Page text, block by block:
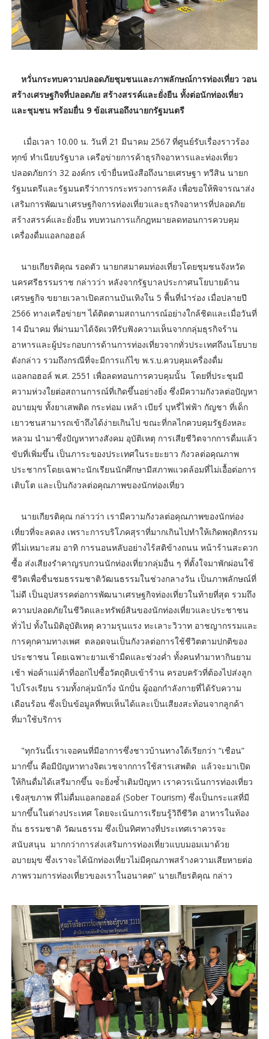
หวั่นกระทบความปลอดภัยชุมชนและภาพลักษณ์การท่องเที่ยว วอน
สร้างเศรษฐกิจที่ปลอดภัย สร้างสรรค์และยั่งยืน ทั้งต่อนักท่องเที่ยว
และชุมชน พร้อมยื่น 9 ข้อเสนอถึงนายกรัฐมนตรี
เมื่อเวลา 10.00 น. วันที่ 21 มีนาคม 2567 ที่ศูนย์รับเรื่องราวร้อง
ทุกข์ ทำเนียบรัฐบาล เครือข่ายการค้าธุรกิจอาหารและท่องเที่ยว
ปลอดภัยกว่า 32 องค์กร เข้ายื่นหนังสือถึงนายเศรษฐา ทวีสิน นายก
รัฐมนตรีและรัฐมนตรีว่าการกระทรวงการคลัง เพื่อขอให้พิจารณาส่ง
เสริมการพัฒนาเศรษฐกิจการท่องเที่ยวและธุรกิจอาหารที่ปลอดภัย
สร้างสรรค์และยั่งยืน ทบทวนการแก้กฎหมายลดทอนการควบคุม
เครื่องดื่มแอลกอฮอล์
นายเกียรติคุณ รอดตัว นายกสมาคมท่องเที่ยวโดยชุมชนจังหวัด
นครศรีธรรมราช กล่าวว่า หลังจากรัฐบาลประกาศนโยบายด้าน
เศรษฐกิจ ขยายเวลาเปิดสถานบันเทิงใน 5 พื้นที่นำร่อง เมื่อปลายปี
2566 ทางเครือข่ายฯ ได้ติดตามสถานการณ์อย่างใกล้ชิดและเมื่อวันที่
14 มีนาคม ที่ผ่านมาได้จัดเวทีรับฟังความเห็นจากกลุ่มธุรกิจร้าน
อาหารและผู้ประกอบการด้านการท่องเที่ยวจากทั่วประเทศถึงนโยบาย
ดังกล่าว รวมถึงกรณีที่จะมีการแก้ไข พ.ร.บ.ควบคุมเครื่องดื่ม
แอลกอฮอล์ พ.ศ. 2551 เพื่อลดทอนการควบคุมนั้น โดยที่ประชุมมี
ความห่วงใยต่อสถานการณ์ที่เกิดขึ้นอย่างยิ่ง ซึ่งมีความกังวลต่อปัญหา
อบายมุข ทั้งยาเสพติด กระท่อม เหล้า เบียร์ บุหรี่ไฟฟ้า กัญชา ที่เด็ก
เยาวชนสามารถเข้าถึงได้ง่ายเกินไป ขณะที่กลไกควบคุมรัฐยังหละ
หลวม นำมาซึ่งปัญหาทางสังคม อุบัติเหตุ การเสียชีวิตจากการดื่มแล้ว
ขับที่เพิ่มขึ้น เป็นภาระของประเทศในระยะยาว กังวลต่อคุณภาพ
ประชากรโดยเฉพาะนักเรียนนักศึกษามีสภาพแวดล้อมที่ไม่เอื้อต่อการ
เติบโต และเป็นกังวลต่อคุณภาพของนักท่องเที่ยว
นายเกียรติคุณ กล่าวว่า เรามีความกังวลต่อคุณภาพของนักท่อง
เที่ยวที่จะลดลง เพราะการบริโภคสุราที่มากเกินไปทำให้เกิดพฤติกรรม
ที่ไม่เหมาะสม อาทิ การนอนหลับอย่างไร้สติข้างถนน หน้าร้านสะดวก
ซื้อ ส่งเสียงรำคาญรบกวนนักท่องเที่ยวกลุ่มอื่น ๆ ที่ตั้งใจมาพักผ่อนใช้
ชีวิตเพื่อชื่นชมธรรมชาติวัฒนธรรมในช่วงกลางวัน เป็นภาพลักษณ์ที่
ไม่ดี เป็นอุปสรรคต่อการพัฒนาเศรษฐกิจท่องเที่ยวในท้ายที่สุด รวมถึง
ความปลอดภัยในชีวิตและทรัพย์สินของนักท่องเที่ยวและประชาชน
ทั่วไป ทั้งในมิติอุบัติเหตุ ความรุนแรง ทะเลาะวิวาท อาชญากรรมและ
การคุกคามทางเพศ ตลอดจนเป็นกังวลต่อการใช้ชีวิตตามปกติของ
ประชาชน โดยเฉพาะยามเช้ามืดและช่วงค่ำ ทั้งคนทำมาหากินยาม
เช้า พ่อค้าแม่ค้าที่ออกไปซื้อวัตถุดิบเข้าร้าน ครอบครัวที่ต้องไปส่งลูก
ไปโรงเรียน รวมทั้งกลุ่มนักวิ่ง นักปั่น ผู้ออกกำลังกายที่ได้รับความ
เดือนร้อน ซึ่งเป็นข้อมูลที่พบเห็นได้และเป็นเสียงสะท้อนจากลูกค้า
ที่มาใช้บริการ
"ทุกวันนี้เราเจอคนที่มีอาการซึ่งชาวบ้านทางใต้เรียกว่า “เชือน”
มากขึ้น คือมีปัญหาทางจิตเวชจากการใช้สารเสพติด แล้วจะมาเปิด
ให้กินดื่มได้เสรีมากขึ้น จะยิ่งซ้ำเติมปัญหา เราควรเน้นการท่องเที่ยว
เชิงสุขภาพ ที่ไม่ดื่มแอลกอฮอล์ (Sober Tourism) ซึ่งเป็นกระแสที่มี
มากขึ้นในต่างประเทศ โดยจะเน้นการเรียนรู้วิถีชีวิต อาหารในท้อง
ถิ่น ธรรมชาติ วัฒนธรรม ซึ่งเป็นทิศทางที่ประเทศเราควรจะ
สนับสนุน มากกว่าการส่งเสริมการท่องเที่ยวแบบมอมเมาด้วย
อบายมุข ซึ่งเราจะได้นักท่องเที่ยวไม่มีคุณภาพสร้างความเสียหายต่อ
ภาพรวมการท่องเที่ยวของเราในอนาคต” นายเกียรติคุณ กล่าว